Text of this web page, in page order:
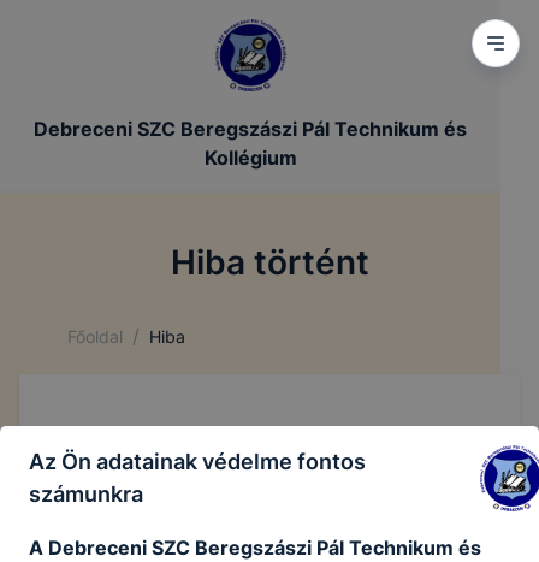
Debreceni SZC Beregszászi Pál Technikum és
Kollégium
Hiba történt
Főoldal / Hiba
Az Ön adatainak védelme fontos
számunkra
A Debreceni SZC Beregszászi Pál Technikum és